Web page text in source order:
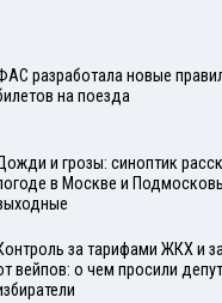
разработала новые
на поезда
и грозы: синоптик
в Москве и
за тарифами ЖКХ и
вейпов: о чем просили